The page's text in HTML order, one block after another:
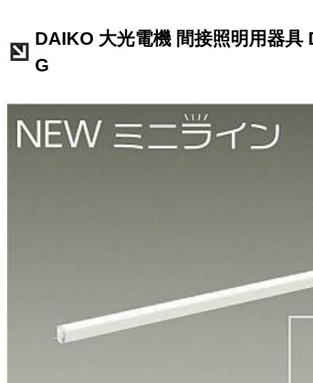
DAIKO 大光電機 間接照明用器具
G